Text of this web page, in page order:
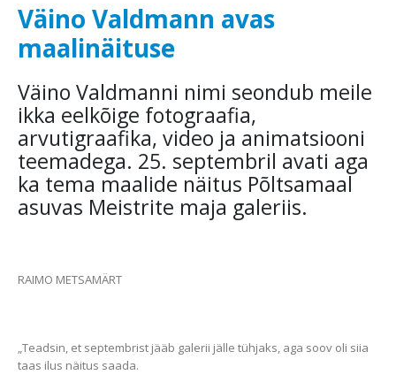
Väino Valdmann avas
maalinäituse
Väino Valdmanni nimi seondub meile
ikka eelkõige fotograafia,
arvutigraafika, video ja animatsiooni
teemadega. 25. septembril avati aga
ka tema maalide näitus Põltsamaal
asuvas Meistrite maja galeriis.
RAIMO METSAMÄRT
„Teadsin, et septembrist jääb galerii jälle tühjaks, aga soov oli siia
taas ilus näitus saada.